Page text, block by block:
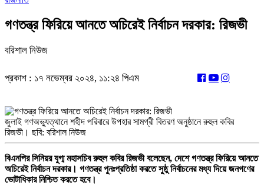
গণতন্ত্র ফিরিয়ে আনতে অচিরেই নির্বাচন দরকার: রিজভী
বরিশাল নিউজ
প্রকাশ : ১৭ নভেম্বর ২০২৪, ১১:২৪ পিএম
জুলাই গণঅভ্যুত্থানে শহীদ পরিবারে উপহার সামগ্রী বিতরণ অনুষ্ঠানে রুহুল কবির
রিজভী। ছবি: বরিশাল নিউজ
বিএনপির সিনিয়র যুগ্ম মহাসচিব রুহুল কবির রিজভী বলেছেন, দেশে গণতন্ত্র ফিরিয়ে আনতে
অচিরেই নির্বাচন দরকার। গণতন্ত্র পুনঃপ্রতিষ্ঠা করতে সুষ্ঠু নির্বাচনের মধ্য দিয়ে জনগণের
ভোটাধিকার নিশ্চিত করতে হবে।